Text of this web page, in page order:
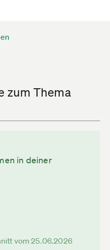
zum Thema
in deiner
vom 25.06.2026